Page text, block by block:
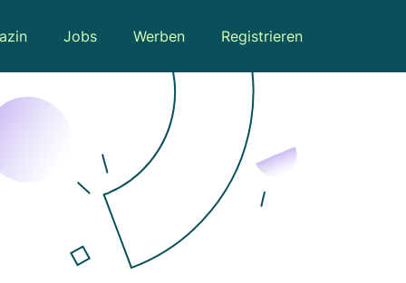
Jobs Werben Registrieren